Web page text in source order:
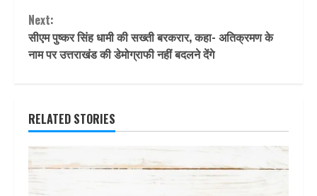
Next:
सीएम पुष्‍कर सिंह धामी की सख्ती बरकरार, कहा- अतिक्रमण के
नाम पर उत्तराखंड की डेमोग्राफी नहीं बदलने देंगे
RELATED STORIES